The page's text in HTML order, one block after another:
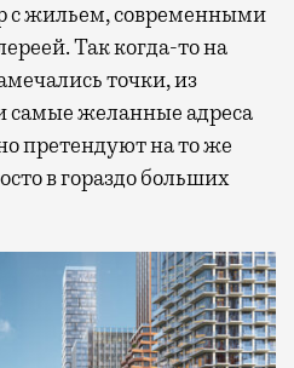
с жильем, современными
Так когда-то на
точки, из
самые желанные адреса
претендуют на то же
в гораздо больших